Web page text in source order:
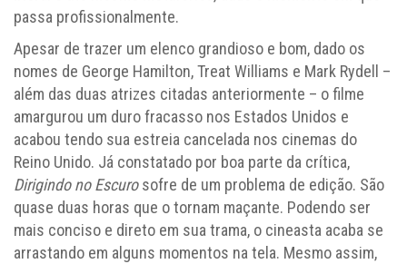
passa profissionalmente.
Apesar de trazer um elenco grandioso e bom, dado os
nomes de George Hamilton, Treat Williams e Mark Rydell –
além das duas atrizes citadas anteriormente – o filme
amargurou um duro fracasso nos Estados Unidos e
acabou tendo sua estreia cancelada nos cinemas do
Reino Unido. Já constatado por boa parte da crítica,
Dirigindo no Escurosofre de um problema de edição. São
quase duas horas que o tornam maçante. Podendo ser
mais conciso e direto em sua trama, o cineasta acaba se
arrastando em alguns momentos na tela. Mesmo assim,